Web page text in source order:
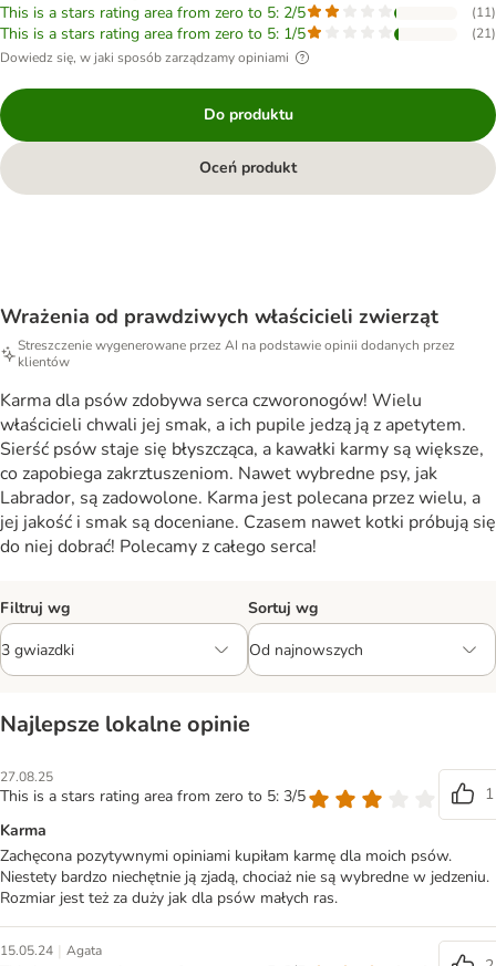
This is a stars rating area from zero to 5: 2/5 (11)
This is a stars rating area from zero to 5: 1/5 (21)
Dowiedz się, w jaki sposób zarządzamy opiniami
Do produktu
Oceń produkt
Wrażenia od prawdziwych właścicieli zwierząt
Streszczenie wygenerowane przez AI na podstawie opinii dodanych przez
klientów
Karma dla psów zdobywa serca czworonogów! Wielu
właścicieli chwali jej smak, a ich pupile jedzą ją z apetytem.
Sierść psów staje się błyszcząca, a kawałki karmy są większe,
co zapobiega zakrztuszeniom. Nawet wybredne psy, jak
Labrador, są zadowolone. Karma jest polecana przez wielu, a
jej jakość i smak są doceniane. Czasem nawet kotki próbują się
do niej dobrać! Polecamy z całego serca!
Filtruj wg Sortuj wg
Najlepsze lokalne opinie
27.08.25
This is a stars rating area from zero to 5: 3/5
1
Karma
Zachęcona pozytywnymi opiniami kupiłam karmę dla moich psów.
Niestety bardzo niechętnie ją zjadą, chociaż nie są wybredne w jedzeniu.
Rozmiar jest też za duży jak dla psów małych ras.
15.05.24 | Agata